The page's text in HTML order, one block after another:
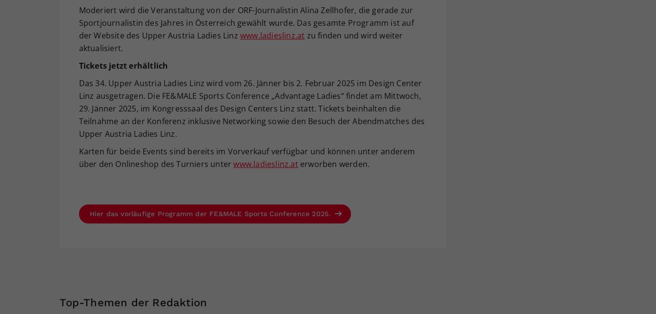
Moderiert wird die Veranstaltung von der ORF-Journalistin Alina Zellhofer, die gerade zur
Sportjournalistin des Jahres in Österreich gewählt wurde. Das gesamte Programm ist auf
der Website des Upper Austria Ladies Linz www.ladieslinz.at zu finden und wird weiter
aktualisiert.
Tickets jetzt erhältlich
Das 34. Upper Austria Ladies Linz wird vom 26. Jänner bis 2. Februar 2025 im Design Center
Linz ausgetragen. Die FE&MALE Sports Conference „Advantage Ladies“ findet am Mittwoch,
29. Jänner 2025, im Kongresssaal des Design Centers Linz statt. Tickets beinhalten die
Teilnahme an der Konferenz inklusive Networking sowie den Besuch der Abendmatches des
Upper Austria Ladies Linz.
Karten für beide Events sind bereits im Vorverkauf verfügbar und können unter anderem
über den Onlineshop des Turniers unterwww.ladieslinz.aterworben werden.
Hier das vorläufige Programm der FE&MALE Sports Conference 2025.
Top-Themen der Redaktion